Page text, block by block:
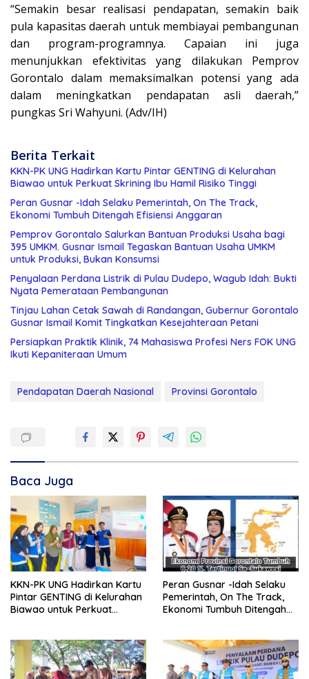
“Semakin besar realisasi pendapatan, semakin baik
pula kapasitas daerah untuk membiayai pembangunan
dan program-programnya. Capaian ini juga
menunjukkan efektivitas yang dilakukan Pemprov
Gorontalo dalam memaksimalkan potensi yang ada
dalam meningkatkan pendapatan asli daerah,”
pungkas Sri Wahyuni. (Adv/IH)
Berita Terkait
KKN-PK UNG Hadirkan Kartu Pintar GENTING di Kelurahan
Biawao untuk Perkuat Skrining Ibu Hamil Risiko Tinggi
Peran Gusnar -Idah Selaku Pemerintah, On The Track,
Ekonomi Tumbuh Ditengah Efisiensi Anggaran
Pemprov Gorontalo Salurkan Bantuan Produksi Usaha bagi
395 UMKM. Gusnar Ismail Tegaskan Bantuan Usaha UMKM
untuk Produksi, Bukan Konsumsi
Penyalaan Perdana Listrik di Pulau Dudepo, Wagub Idah: Bukti
Nyata Pemerataan Pembangunan
Tinjau Lahan Cetak Sawah di Randangan, Gubernur Gorontalo
Gusnar Ismail Komit Tingkatkan Kesejahteraan Petani
Persiapkan Praktik Klinik, 74 Mahasiswa Profesi Ners FOK UNG
Ikuti Kepaniteraan Umum
Pendapatan Daerah Nasional Provinsi Gorontalo
Baca Juga
KKN-PK UNG Hadirkan Kartu
Pintar GENTING di Kelurahan
Biawao untuk Perkuat
Peran Gusnar -Idah Selaku
Pemerintah, On The Track,
Ekonomi Tumbuh Ditengah